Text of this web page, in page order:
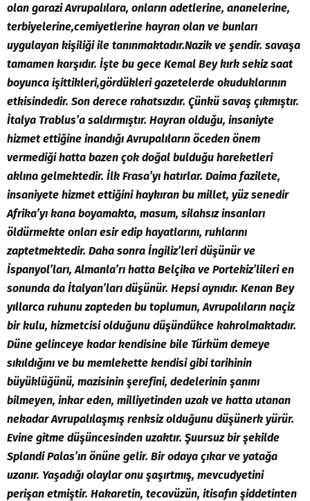
olan garazi Avrupalılara, onların adetlerine, ananelerine,
terbiyelerine,cemiyetlerine hayran olan ve bunları
uygulayan kişiliği ile tanınmaktadır.Nazik ve şendir. savaşa
tamamen karşıdır. İşte bu gece Kemal Bey kırk sekiz saat
boyunca işittikleri,gördükleri gazetelerde okuduklarının
etkisindedir. Son derece rahatsızdır. Çünkü savaş çıkmıştır.
İtalya Trablus’a saldırmıştır. Hayran olduğu, insaniyte
hizmet ettiğine inandığı Avrupalıların öceden önem
vermediği hatta bazen çok doğal bulduğu hareketleri
aklına gelmektedir. İlk Frasa’yı hatırlar. Daima fazilete,
insaniyete hizmet ettiğini haykıran bu millet, yüz senedir
Afrika’yı kana boyamakta, masum, silahsız insanları
öldürmekte onları esir edip hayatlarını, ruhlarını
zaptetmektedir. Daha sonra İngiliz’leri düşünür ve
İspanyol’ları, Almanla’rı hatta Belçika ve Portekiz’lileri en
sonunda da İtalyan’ları düşünür. Hepsi aynıdır. Kenan Bey
yıllarca ruhunu zapteden bu toplumun, Avrupalıların naçiz
bir kulu, hizmetcisi olduğunu düşündükce kahrolmaktadır.
Düne gelinceye kadar kendisine bile Türküm demeye
sıkıldığını ve bu memlekette kendisi gibi tarihinin
büyüklüğünü, mazisinin şerefini, dedelerinin şanını
bilmeyen, inkar eden, milliyetinden uzak ve hatta utanan
nekadar Avrupalılaşmış renksiz olduğunu düşünerk yürür.
Evine gitme düşüncesinden uzaktır. Şuursuz bir şekilde
Splandi Palas’ın önüne gelir. Bir odaya çıkar ve yatağa
uzanır. Yaşadığı olaylar onu şaşırtmış, mevcudyetini
perişan etmiştir. Hakaretin, tecavüzün, itisafın şiddetinten